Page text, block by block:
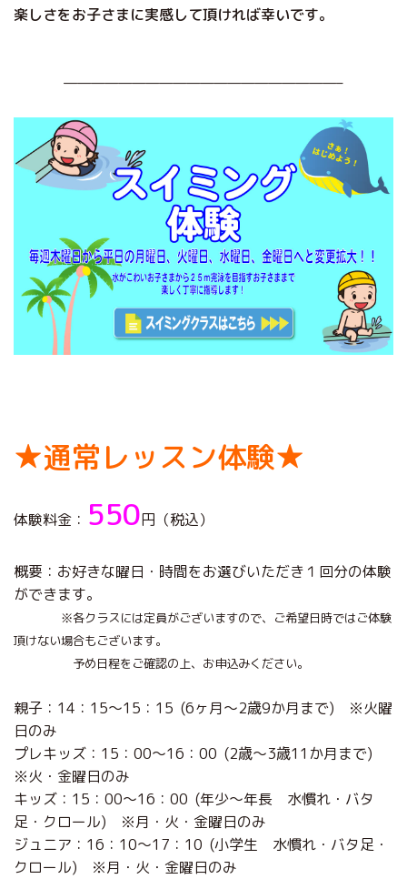
楽しさをお子さまに実感して頂ければ幸いです。
————————————————————–
★通常レッスン体験★
体験料金： 550円（税込）
概要：お好きな曜日・時間をお選びいただき１回分の体験
ができます。
※各クラスには定員がございますので、ご希望日時ではご体験
頂けない場合もございます。
予め日程をご確認の上、お申込みください。
親子：14：15～15：15 (6ヶ月～2歳9か月まで) ※火曜
日のみ
プレキッズ：15：00～16：00 (2歳～3歳11か月まで)
※火・金曜日のみ
キッズ：15：00～16：00 (年少～年長 水慣れ・バタ
足・クロール) ※月・火・金曜日のみ
ジュニア：16：10～17：10 (小学生 水慣れ・バタ足・
クロール) ※月・火・金曜日のみ